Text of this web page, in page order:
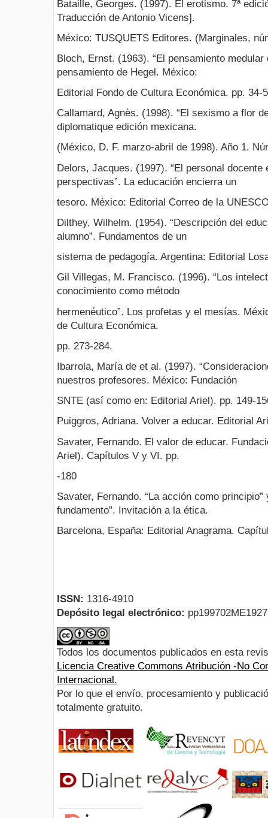
Bataille, Georges. (1997). El erotismo. 7ª
Traducción de Antonio Vicens].
México: TUSQUETS Editores. (Marginales,
Bloch, Ernst. (1963). “El pensamiento medular
pensamiento de Hegel. México:
Editorial Fondo de Cultura Económica. pp. 34-
Callamard, Agnès. (1998). “El sexismo a flor
diplomatique edición mexicana.
(México, D. F. marzo-abril de 1998). Año 1.
Delors, Jacques. (1997). “El personal docente
perspectivas”. La educación encierra un
tesoro. México: Editorial Correo de la
Dilthey, Wilhelm. (1954). “Descripción del
alumno”. Fundamentos de un
sistema de pedagogía. Argentina: Editorial
Gil Villegas, M. Francisco. (1996). “Los
conocimiento como método
hermenéutico”. Los profetas y el mesías.
de Cultura Económica.
pp. 273-284.
Ibarrola, María de et al. (1997).
nuestros profesores. México: Fundación
SNTE (así como en: Editorial Ariel). pp. 149-
Puiggros, Adriana. Volver a educar. Editorial
Savater, Fernando. El valor de educar.
Ariel). Capítulos V y VI. pp.
-180
Savater, Fernando. “La acción como principio”
fundamento”. Invitación a la ética.
Barcelona, España: Editorial Anagrama.
ISSN: 1316-4910
Depósito legal electrónico:
Todos los documentos publicados en esta
Licencia Creative Commons Atribución -No
Internacional.
Por lo que el envío, procesamiento y
totalmente gratuito.